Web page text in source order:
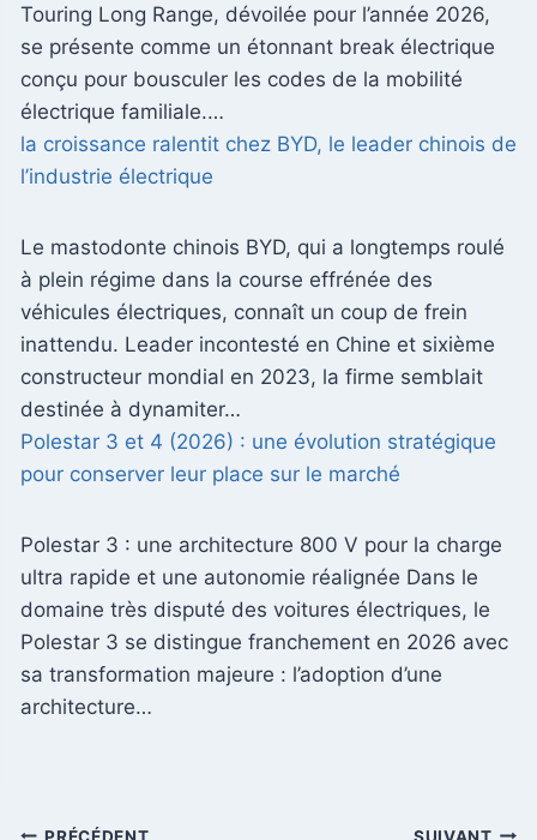
Touring Long Range, dévoilée pour l’année 2026,
se présente comme un étonnant break électrique
conçu pour bousculer les codes de la mobilité
électrique familiale.…
la croissance ralentit chez BYD, le leader chinois de
l’industrie électrique
Le mastodonte chinois BYD, qui a longtemps roulé
à plein régime dans la course effrénée des
véhicules électriques, connaît un coup de frein
inattendu. Leader incontesté en Chine et sixième
constructeur mondial en 2023, la firme semblait
destinée à dynamiter…
Polestar 3 et 4 (2026) : une évolution stratégique
pour conserver leur place sur le marché
Polestar 3 : une architecture 800 V pour la charge
ultra rapide et une autonomie réalignée Dans le
domaine très disputé des voitures électriques, le
Polestar 3 se distingue franchement en 2026 avec
sa transformation majeure : l’adoption d’une
architecture…
PRÉCÉDENT SUIVANT